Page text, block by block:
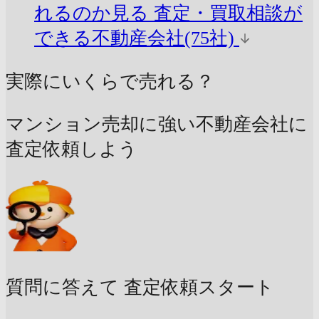
れるのか見る 査定・買取相談が
できる不動産会社(75社)
実際にいくらで売れる？
マンション売却に強い不動産会社に
査定依頼しよう
質問に答えて 査定依頼スタート